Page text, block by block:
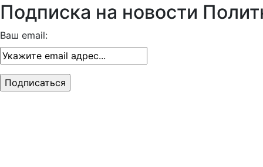
Подписка на новости
Ваш email: